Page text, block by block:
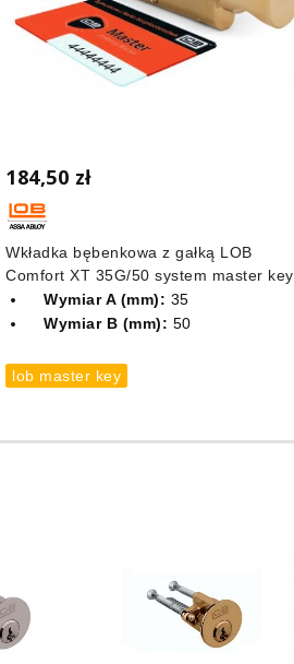
184,50 zł
Wkładka bębenkowa z gałką LOB
Comfort XT 35G/50 system master key
Wymiar A (mm): 35
Wymiar B (mm): 50
lob master key